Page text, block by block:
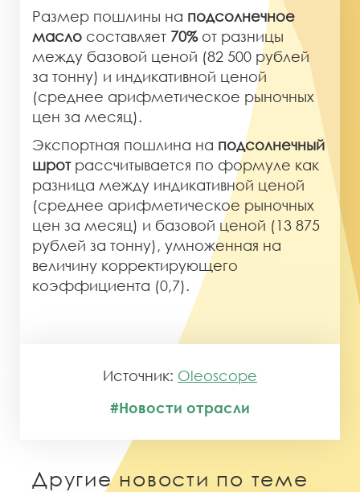
Размер пошлины на подсолнечное
масло составляет 70%от разницы
между базовой ценой (82 500 рублей
за тонну) и индикативной ценой
(среднее арифметическое рыночных
цен за месяц).
Экспортная пошлина на подсолнечный
шротрассчитывается по формуле как
разница между индикативной ценой
(среднее арифметическое рыночных
цен за месяц) и базовой ценой (13 875
рублей за тонну), умноженная на
величину корректирующего
коэффициента (0,7).
Источник: Oleoscope
#Новости отрасли
Другие новости по теме